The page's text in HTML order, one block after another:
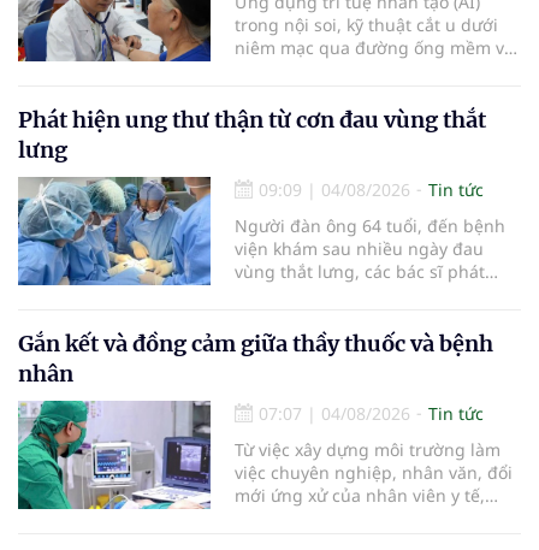
trong nội soi, kỹ thuật cắt u dưới
niêm mạc qua đường ống mềm và
là những nội dung trọng tâm được
báo cáo tại Hội thảo khoa học cập
tiêu hóa - gan mật vừa diễn ra
ngày 1/8 tại Bệnh viện Đại học
quốc tế Hồng Bàng.
Phát hiện ung thư thận từ cơn đau vùng thắt
lưng
09:09 | 04/08/2026
Tin tức
Người đàn ông 64 tuổi, đến bệnh
viện khám sau nhiều ngày đau
vùng thắt lưng, các bác sĩ phát
biểu mô tế bào thận. Với khối u còn
ở giai đoạn sớm, người bệnh được
bằng phẫu thuật robot thay vì phải
cắt bỏ toàn bộ quả thận như trước
đây.
Gắn kết và đồng cảm giữa thầy thuốc và bệnh
nhân
07:07 | 04/08/2026
Tin tức
Từ việc xây dựng môi trường làm
việc chuyên nghiệp, nhân văn, đổi
mới ứng xử của nhân viên y tế,